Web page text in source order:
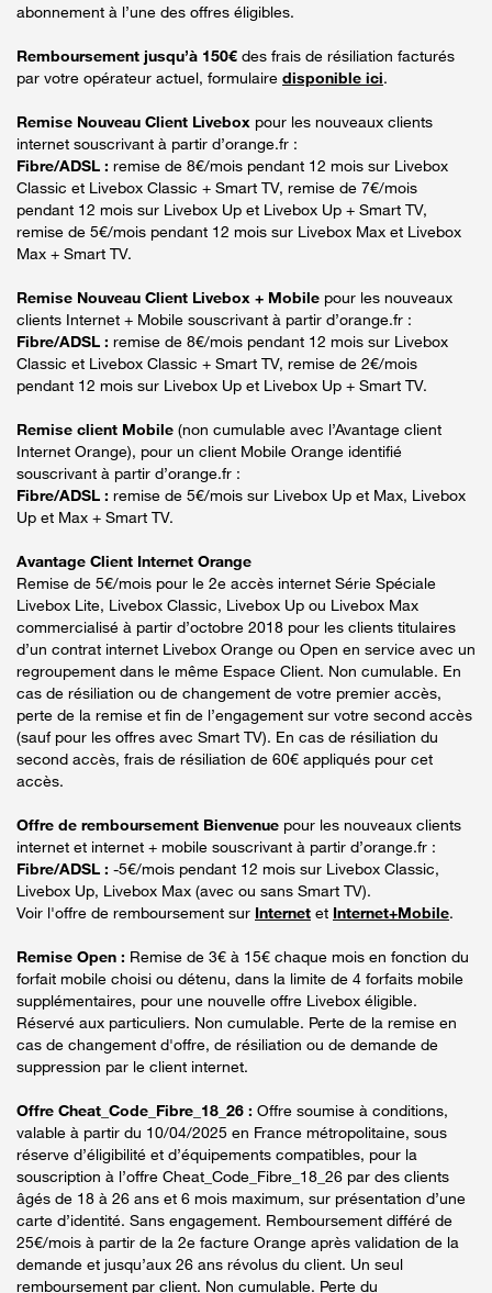
abonnement à l’une des offres éligibles.
Remboursement jusqu’à 150€ des frais de résiliation facturés
par votre opérateur actuel, formulaire disponible ici.
Remise Nouveau Client Livebox pour les nouveaux clients
internet souscrivant à partir d’orange.fr :
Fibre/ADSL : remise de 8€/mois pendant 12 mois sur Livebox
Classic et Livebox Classic + Smart TV, remise de 7€/mois
pendant 12 mois sur Livebox Up et Livebox Up + Smart TV,
remise de 5€/mois pendant 12 mois sur Livebox Max et Livebox
Max + Smart TV.
Remise Nouveau Client Livebox + Mobile pour les nouveaux
clients Internet + Mobile souscrivant à partir d’orange.fr :
Fibre/ADSL : remise de 8€/mois pendant 12 mois sur Livebox
Classic et Livebox Classic + Smart TV, remise de 2€/mois
pendant 12 mois sur Livebox Up et Livebox Up + Smart TV.
Remise client Mobile (non cumulable avec l’Avantage client
Internet Orange), pour un client Mobile Orange identifié
souscrivant à partir d’orange.fr :
Fibre/ADSL : remise de 5€/mois sur Livebox Up et Max, Livebox
Up et Max + Smart TV.
Avantage Client Internet Orange
Remise de 5€/mois pour le 2e accès internet Série Spéciale
Livebox Lite, Livebox Classic, Livebox Up ou Livebox Max
commercialisé à partir d’octobre 2018 pour les clients titulaires
d’un contrat internet Livebox Orange ou Open en service avec un
regroupement dans le même Espace Client. Non cumulable. En
cas de résiliation ou de changement de votre premier accès,
perte de la remise et fin de l’engagement sur votre second accès
(sauf pour les offres avec Smart TV). En cas de résiliation du
second accès, frais de résiliation de 60€ appliqués pour cet
accès.
Offre de remboursement Bienvenue pour les nouveaux clients
internet et internet + mobile souscrivant à partir d’orange.fr :
Fibre/ADSL : -5€/mois pendant 12 mois sur Livebox Classic,
Livebox Up, Livebox Max (avec ou sans Smart TV).
Voir l'offre de remboursement sur Internet et Internet+Mobile.
Remise Open : Remise de 3€ à 15€ chaque mois en fonction du
forfait mobile choisi ou détenu, dans la limite de 4 forfaits mobile
supplémentaires, pour une nouvelle offre Livebox éligible.
Réservé aux particuliers. Non cumulable. Perte de la remise en
cas de changement d'offre, de résiliation ou de demande de
suppression par le client internet.
Offre Cheat_Code_Fibre_18_26 : Offre soumise à conditions,
valable à partir du 10/04/2025 en France métropolitaine, sous
réserve d’éligibilité et d’équipements compatibles, pour la
souscription à l’offre Cheat_Code_Fibre_18_26 par des clients
âgés de 18 à 26 ans et 6 mois maximum, sur présentation d’une
carte d’identité. Sans engagement. Remboursement différé de
25€/mois à partir de la 2e facture Orange après validation de la
demande et jusqu’aux 26 ans révolus du client. Un seul
remboursement par client. Non cumulable. Perte du